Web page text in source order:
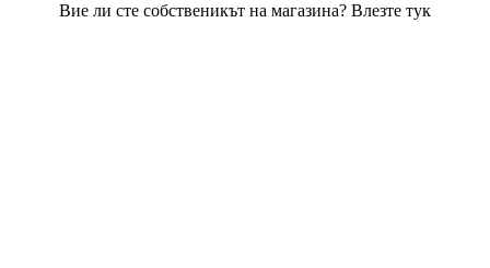
Вие ли сте собственикът на магазина? Влезте тук